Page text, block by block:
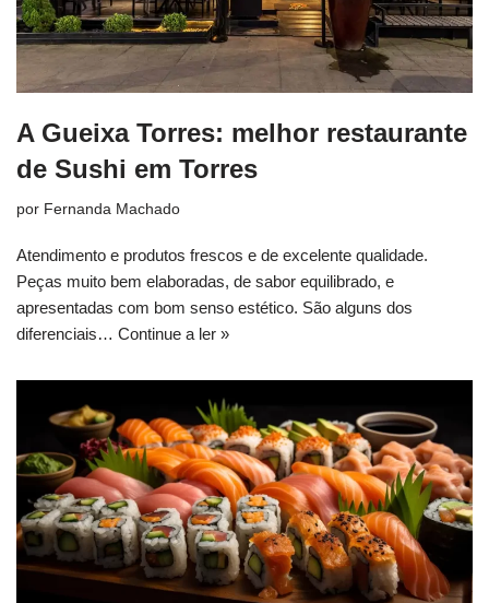
A Gueixa Torres: melhor restaurante
de Sushi em Torres
por Fernanda Machado
Atendimento e produtos frescos e de excelente qualidade.
Peças muito bem elaboradas, de sabor equilibrado, e
apresentadas com bom senso estético. São alguns dos
diferenciais… Continue a ler »